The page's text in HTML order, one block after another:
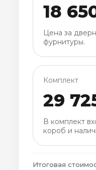
18
Цена за
фурнитуры.
Комплект
29
В комплект
короб и
Итоговая